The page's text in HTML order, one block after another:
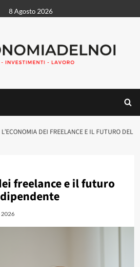
8 Agosto 2026
L’ECONOMIA DEI FREELANCE E IL FUTURO DEL
freelance e il futuro
2026